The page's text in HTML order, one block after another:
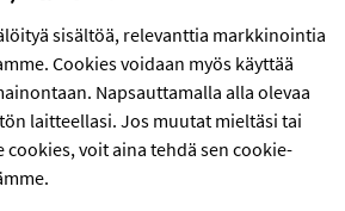
sisältöä, relevanttia markkinointia
Cookies voidaan myös käyttää
Napsauttamalla alla olevaa
laitteellasi. Jos muutat mieltäsi tai
voit aina tehdä sen cookie-